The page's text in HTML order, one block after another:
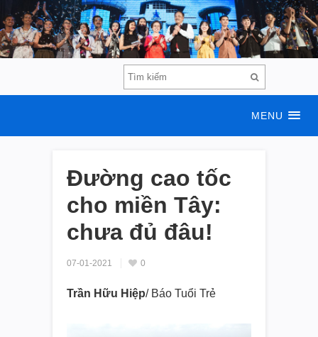
MENU
Đường cao tốc
cho miền Tây:
chưa đủ đâu!
07-01-2021 0
Trần Hữu Hiệp/ Báo Tuổi Trẻ